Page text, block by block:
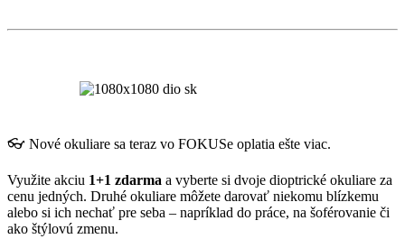
👓 Nové okuliare sa teraz vo FOKUSe oplatia ešte viac.
Využite akciu 1+1 zdarma a vyberte si dvoje dioptrické okuliare za
cenu jedných. Druhé okuliare môžete darovať niekomu blízkemu
alebo si ich nechať pre seba – napríklad do práce, na šoférovanie či
ako štýlovú zmenu.